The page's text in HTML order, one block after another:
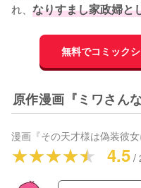
れ、 なりすまし家政婦と
無料でコミック
原作漫画『ミワさん
漫画『その天才様は偽装彼女
4.5 /